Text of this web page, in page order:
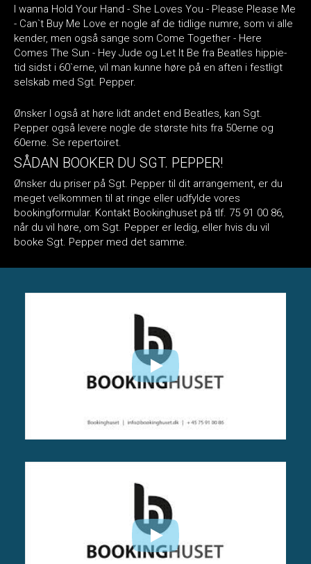
I wanna Hold Your Hand - She Loves You - Please Please Me
- Can`t Buy Me Love er nogle af de tidlige numre, som vi alle
kender, men også sange som Come Together - Here
Comes The Sun - Hey Jude og Let It Be fra Beatles hippie-
tid sidst i 60`erne, vil man kunne høre på en aften i festligt
selskab med Sgt. Pepper.
Ønsker I også at høre lidt andet end Beatles, kan Sgt.
Pepper også levere nogle de største hits fra 50erne og
60erne. Se repertoiret.
SÅDAN BOOKER DU SGT. PEPPER!
Ønsker du priser på Sgt. Pepper til dit arrangement, er du
meget velkommen til at ringe eller udfylde vores
bookingformular. Kontakt Bookinghuset på tlf. 75 91 00 86,
når du vil høre, om Sgt. Pepper er ledig, eller hvis du vil
booke Sgt. Pepper med det samme.